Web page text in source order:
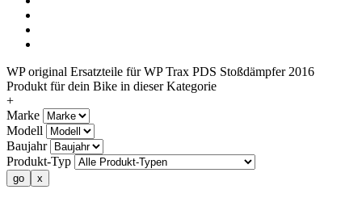
WP original Ersatzteile für WP Trax PDS Stoßdämpfer 2016
Produkt für dein Bike in dieser Kategorie
+
Marke
Modell
Baujahr
Produkt-Typ